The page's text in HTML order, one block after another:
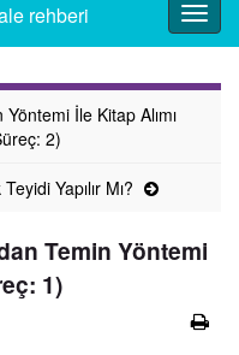
rehberi
İle Kitap Alımı
2)
Yapılır Mı?
Temin Yöntemi
1)